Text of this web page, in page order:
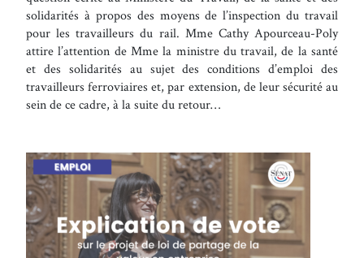
solidarités à propos des moyens de l’inspection du travail
pour les travailleurs du rail. Mme Cathy Apourceau-Poly
attire l’attention de Mme la ministre du travail, de la santé
et des solidarités au sujet des conditions d’emploi des
travailleurs ferroviaires et, par extension, de leur sécurité au
sein de ce cadre, à la suite du retour…